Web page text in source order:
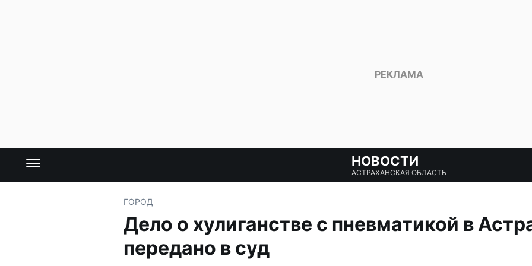
НОВОСТИ
АСТРАХАНСКАЯ ОБЛАСТЬ
ГОРОД
Дело о хулиганстве с пневматикой в
передано в суд